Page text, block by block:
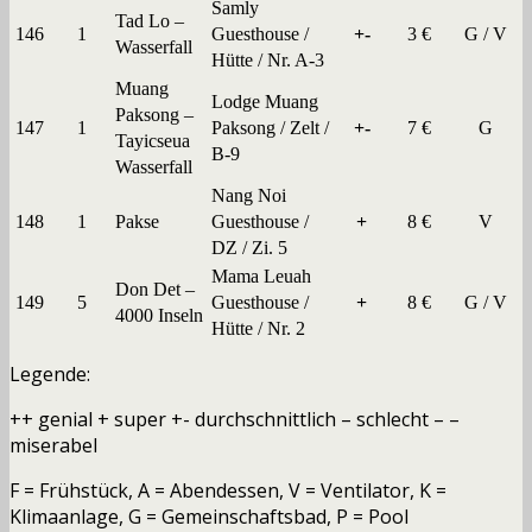
146 1
Tad Lo –
Wasserfall
Samly
Guesthouse /
Hütte / Nr. A-3
+- 3 € G / V
147 1
Muang
Paksong –
Tayicseua
Wasserfall
Lodge Muang
Paksong / Zelt /
B-9
+- 7 € G
148 1 Pakse
Nang Noi
Guesthouse /
DZ / Zi. 5
+ 8 € V
149 5
Don Det –
4000 Inseln
Mama Leuah
Guesthouse /
Hütte / Nr. 2
+ 8 € G / V
Legende:
++ genial + super +- durchschnittlich – schlecht – –
miserabel
F = Frühstück, A = Abendessen, V = Ventilator, K =
Klimaanlage, G = Gemeinschaftsbad, P = Pool